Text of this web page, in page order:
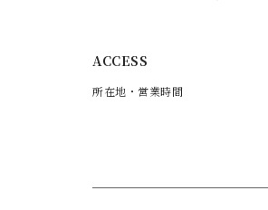
ACCESS
所在地・営業時間